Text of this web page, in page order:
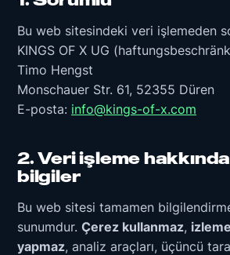
Bu web sitesindeki veri işlemeden
KINGS OF X UG
Timo Hengst
Monschauer Str. 61, 52355 Düren
E-posta: info@kings-of-x.com
2. Veri işleme
bilgiler
Bu web sitesi tamamen
sunumdur. Çerez kullanmaz,
yapmaz, analiz araçları, üçüncü